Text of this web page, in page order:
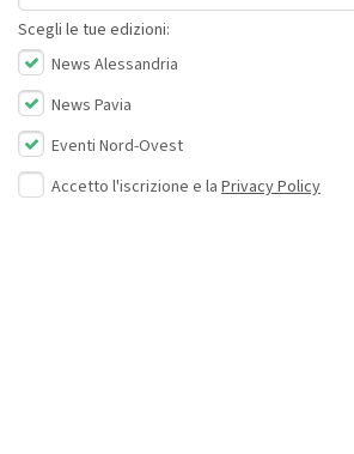
Scegli le tue edizioni:
News Alessandria
News Pavia
Eventi Nord-Ovest
Accetto l'iscrizione e la Privacy Policy